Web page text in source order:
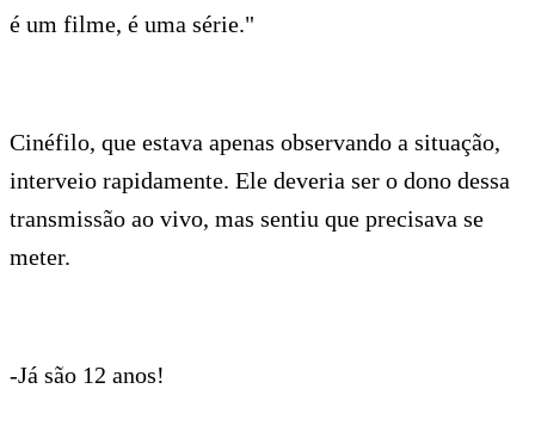
é um filme, é uma série."
Cinéfilo, que estava apenas observando a situação,
interveio rapidamente. Ele deveria ser o dono dessa
transmissão ao vivo, mas sentiu que precisava se
meter.
-Já são 12 anos!